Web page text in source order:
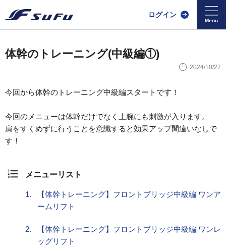
ログイン
体幹のトレーニング(中級編①)
2024/10/27
今回から体幹のトレーニング中級編スタートです！
今回のメニューは体幹だけでなく上腕にも刺激が入ります。
肩をすくめずに行うことを意識すると効果アップ間違いなしで
す！
メニューリスト
1.
【体幹トレーニング】フロントブリッジ中級編 ワンア
ームリフト
2.
【体幹トレーニング】フロントブリッジ中級編 ワンレ
ッグリフト